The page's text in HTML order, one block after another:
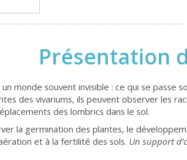
Présentation
monde souvent invisible : ce qui se
des vivariums, ils peuvent observer les
des lombrics dans le sol.
la germination des plantes, le
et à la fertilité des sols. Un support